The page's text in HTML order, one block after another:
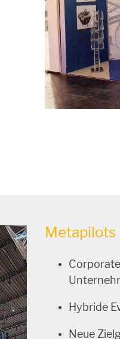
Metapilots
Hybride
Neue